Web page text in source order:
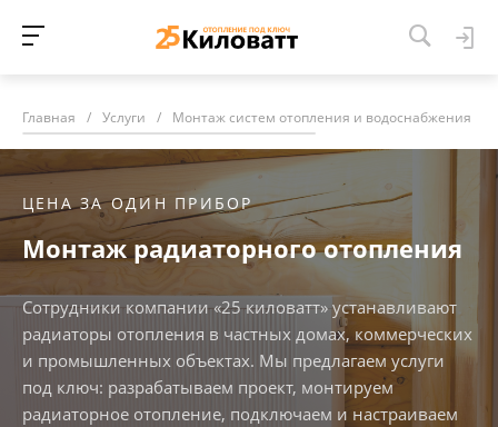
Главная / Услуги / Монтаж систем отопления и водоснабжения
ЦЕНА ЗА ОДИН ПРИБОР
Монтаж радиаторного отопления
Сотрудники компании «25 киловатт» устанавливают
радиаторы отопления в частных домах, коммерческих
и промышленных объектах. Мы предлагаем услуги
под ключ: разрабатываем проект, монтируем
радиаторное отопление, подключаем и настраиваем